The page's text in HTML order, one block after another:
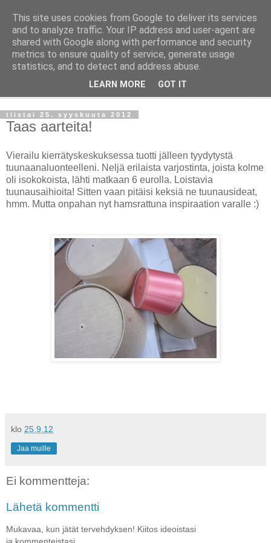
Taloja ja Toiveita
[ Sisustaa ] [ Remontoi ] [ Tuunaa ] [ Haaveilee ] [ Reissaa ]
tiistai 25. syyskuuta 2012
Taas aarteita!
Vierailu kierrätyskeskuksessa tuotti jälleen tyydytystä
tuunaanaluonteelleni. Neljä erilaista varjostinta, joista kolme
oli isokokoista, lähti matkaan 6 eurolla. Loistavia
tuunausaihioita! Sitten vaan pitäisi keksiä ne tuunausideat,
hmm. Mutta onpahan nyt hamsrattuna inspiraation varalle :)
klo 25.9.12
Jaa muille
Ei kommentteja:
Lähetä kommentti
Mukavaa, kun jätät tervehdyksen! Kiitos ideoistasi
ja kommenteistasi.
This site uses cookies from Google to deliver its services
and to analyze traffic. Your IP address and user-agent are
shared with Google along with performance and security
metrics to ensure quality of service, generate usage
statistics, and to detect and address abuse.
LEARN MORE GOT IT